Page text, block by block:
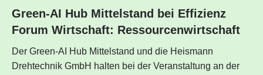
Green-AI Hub Mittelstand bei Effizienz
Forum Wirtschaft: Ressourcenwirtschaft
Der Green-AI Hub Mittelstand und die Heismann
Drehtechnik GmbH halten bei der Veranstaltung an der